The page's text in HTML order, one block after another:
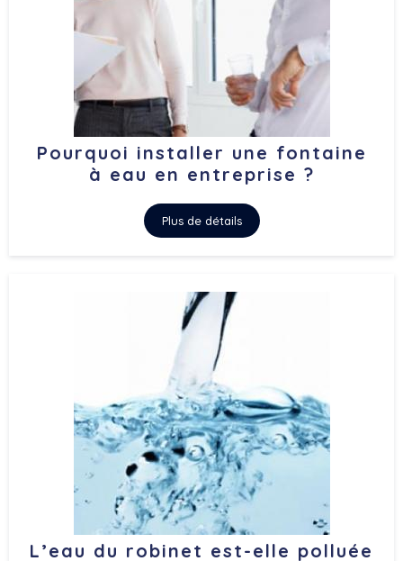
Pourquoi installer une fontaine
à eau en entreprise ?
Plus de détails
L’eau du robinet est-elle polluée